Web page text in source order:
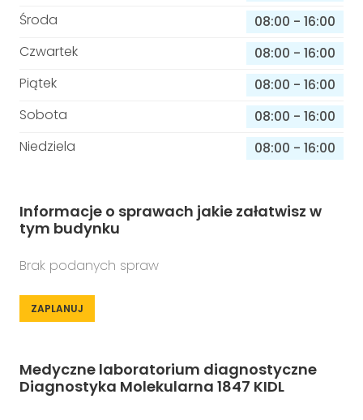
Środa
08:00 - 16:00
Czwartek
08:00 - 16:00
Piątek
08:00 - 16:00
Sobota
08:00 - 16:00
Niedziela
08:00 - 16:00
Informacje o sprawach jakie załatwisz w
tym budynku
Brak podanych spraw
ZAPLANUJ
Medyczne laboratorium diagnostyczne
Diagnostyka Molekularna 1847 KIDL